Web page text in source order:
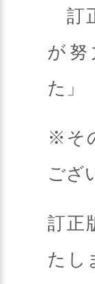
訂
が努
た」
※そ
ござ
訂正
たし